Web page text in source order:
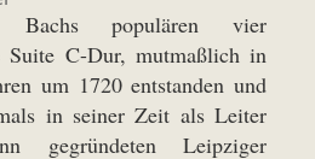
populären vier
Suite C-Dur, mutmaßlich in
um 1720 entstanden und
in seiner Zeit als Leiter
gegründeten Leipziger